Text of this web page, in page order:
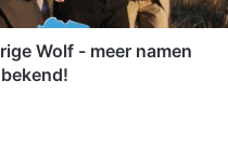
Wolf - meer namen
bekend!